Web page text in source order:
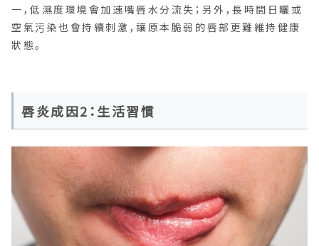
一，低濕度環境會加速嘴唇水分流失；另外，長時間日曬或
空氣污染也會持續刺激，讓原本脆弱的唇部更難維持健康
狀態。
唇炎成因2：生活習慣